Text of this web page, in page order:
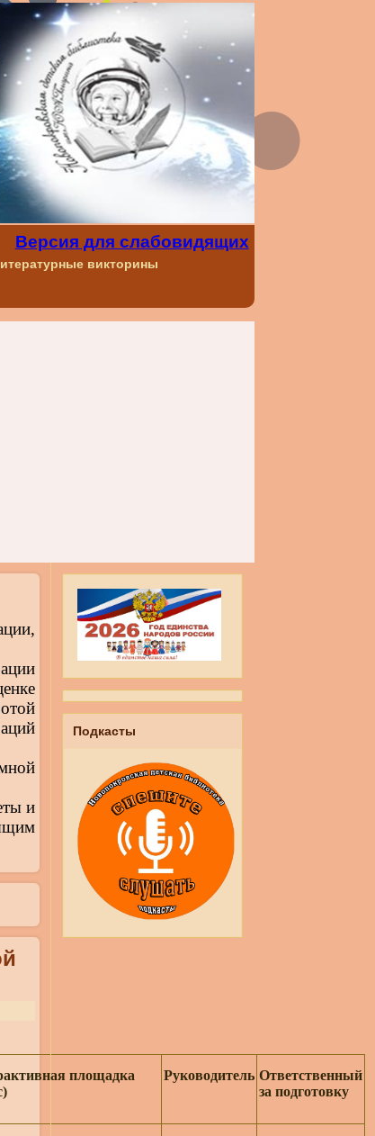
Версия для слабовидящих
викторины
и
площадка
Руководитель Ответственный
за подготовку
Подкасты